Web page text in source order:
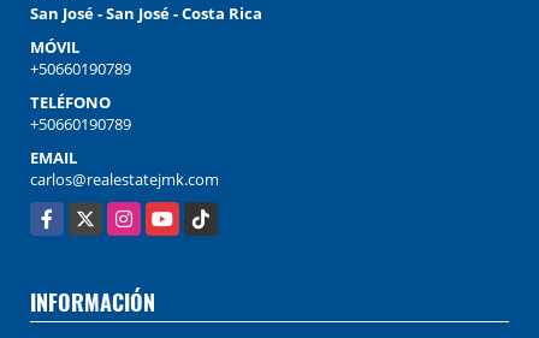
San José - San José - Costa Rica
MÓVIL
+50660190789
TELÉFONO
+50660190789
EMAIL
carlos@realestatejmk.com
Facebook
X InstagramYouTubeTikTok
INFORMACIÓN